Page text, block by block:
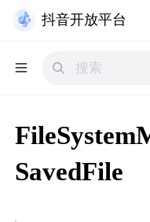
抖音开放平台
SavedFile